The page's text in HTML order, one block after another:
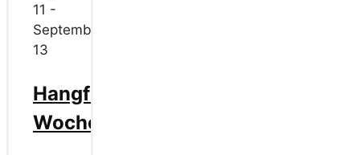
11 -
September
13
Hangflug
Wochenende